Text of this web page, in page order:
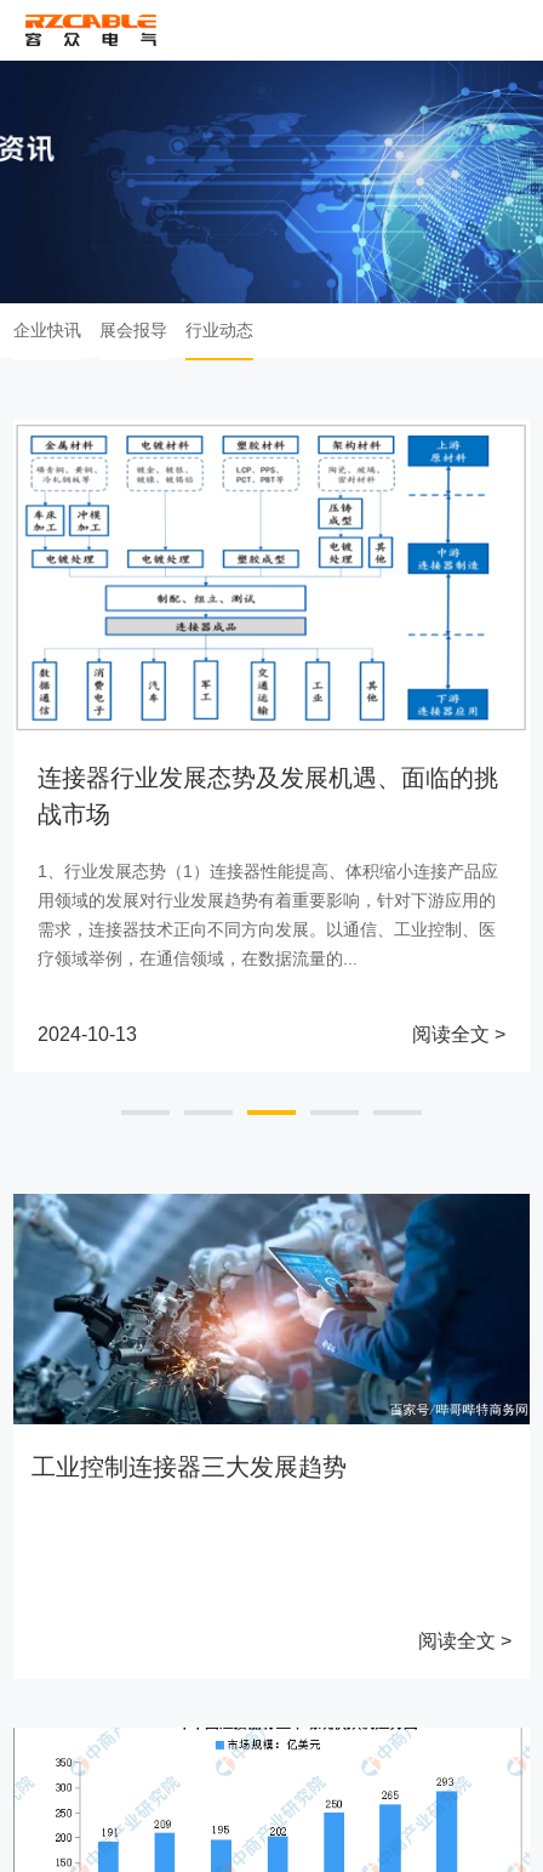
企业快讯 展会报导 行业动态
连接器行业发展态势及发展机遇、面临的挑
战市场
1、行业发展态势（1）连接器性能提高、体积缩小连接产品应
用领域的发展对行业发展趋势有着重要影响，针对下游应用的
需求，连接器技术正向不同方向发展。以通信、工业控制、医
疗领域举例，在通信领域，在数据流量的...
2024-10-13 阅读全文 >
工业控制连接器三大发展趋势
阅读全文 >